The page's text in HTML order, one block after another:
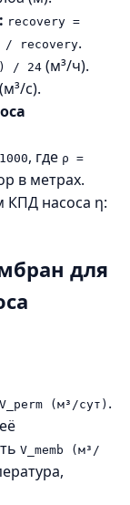
recovery =
/ recovery.
/ 24 (м³/ч).
(м³/с).
, где ρ =
в метрах.
КПД насоса η:
для
V_perm (м³/сут) .
V_memb (м³/